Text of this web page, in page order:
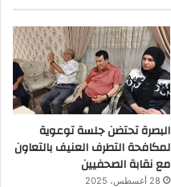
البصرة تحتضن جلسة توعوية
لمكافحة التطرف العنيف بالتعاون
مع نقابة الصحفيين
28 أغسطس، 2025